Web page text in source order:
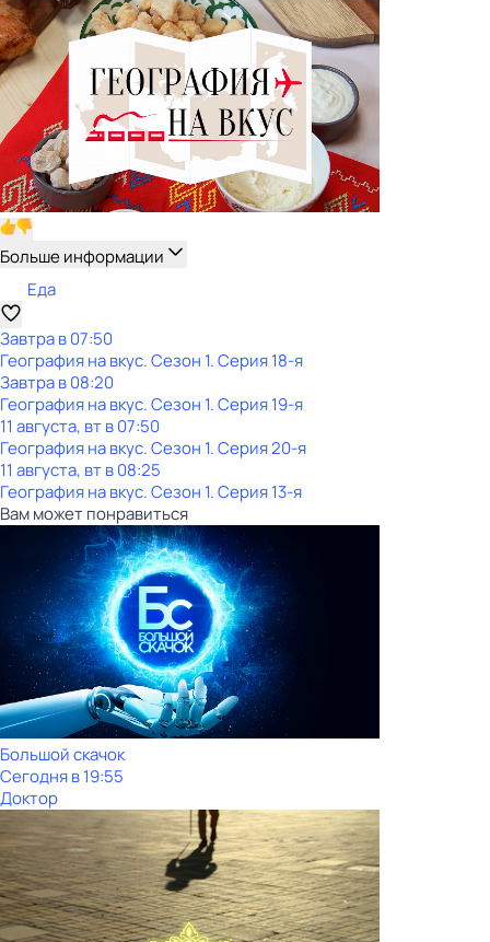
Больше информации
Еда
Завтра в 07:50
География на вкус. Сезон 1. Серия 18-я
Завтра в 08:20
География на вкус. Сезон 1. Серия 19-я
11 августа, вт в 07:50
География на вкус. Сезон 1. Серия 20-я
11 августа, вт в 08:25
География на вкус. Сезон 1. Серия 13-я
Вам может понравиться
Большой скачок
Сегодня в 19:55
Доктор